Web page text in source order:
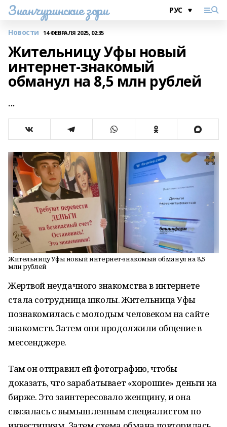
Зианчуринские зори
Новости 14 ФЕВРАЛЯ 2025, 02:35
Жительницу Уфы новый
интернет-знакомый
обманул на 8,5 млн рублей
...
Жительницу Уфы новый интернет-знакомый обманул на 8,5
млн рублей
Жертвой неудачного знакомства в интернете
стала сотрудница школы. Жительница Уфы
познакомилась с молодым человеком на сайте
знакомств. Затем они продолжили общение в
мессенджере.
Там он отправил ей фотографию, чтобы
доказать, что зарабатывает «хорошие» деньги на
бирже. Это заинтересовало женщину, и она
связалась с вымышленным специалистом по